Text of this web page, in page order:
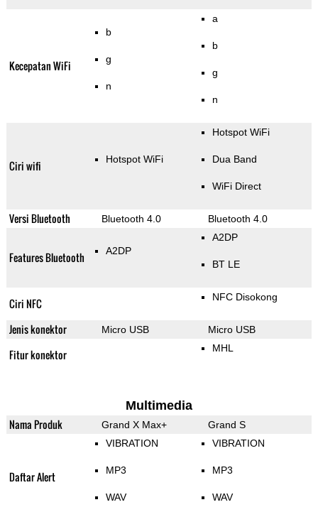
Kecepatan WiFi
b
g
n
a
b
g
n
Ciri wifi Hotspot WiFi
Hotspot WiFi
Dua Band
WiFi Direct
Versi Bluetooth Bluetooth 4.0 Bluetooth 4.0
Features Bluetooth A2DP
A2DP
BT LE
Ciri NFC NFC Disokong
Jenis konektor Micro USB Micro USB
Fitur konektor MHL
Multimedia
Nama Produk Grand X Max+ Grand S
Daftar Alert
VIBRATION
MP3
WAV
VIBRATION
MP3
WAV